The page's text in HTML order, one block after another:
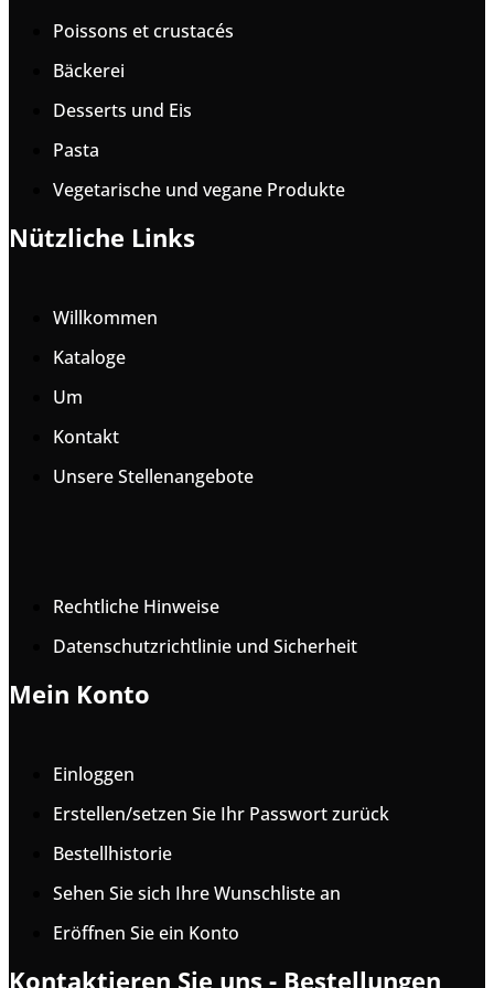
Poissons et crustacés
Bäckerei
Desserts und Eis
Pasta
Vegetarische und vegane Produkte
Nützliche Links
Willkommen
Kataloge
Um
Kontakt
Unsere Stellenangebote
Rechtliche Hinweise
Datenschutzrichtlinie und Sicherheit
Mein Konto
Einloggen
Erstellen/setzen Sie Ihr Passwort zurück
Bestellhistorie
Sehen Sie sich Ihre Wunschliste an
Eröffnen Sie ein Konto
Kontaktieren Sie uns - Bestellungen